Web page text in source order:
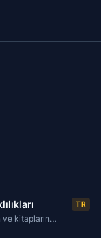
TR
ve kitapların